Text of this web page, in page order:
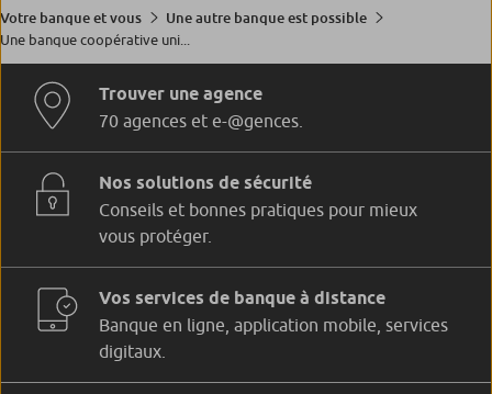
Votre banque et vous
Une autre banque est possible
Une banque coopérative uni...
Trouver une agence
70 agences et e-@gences.
Nos solutions de sécurité
Conseils et bonnes pratiques pour mieux
vous protéger.
Vos services de banque à distance
Banque en ligne, application mobile, services
digitaux.